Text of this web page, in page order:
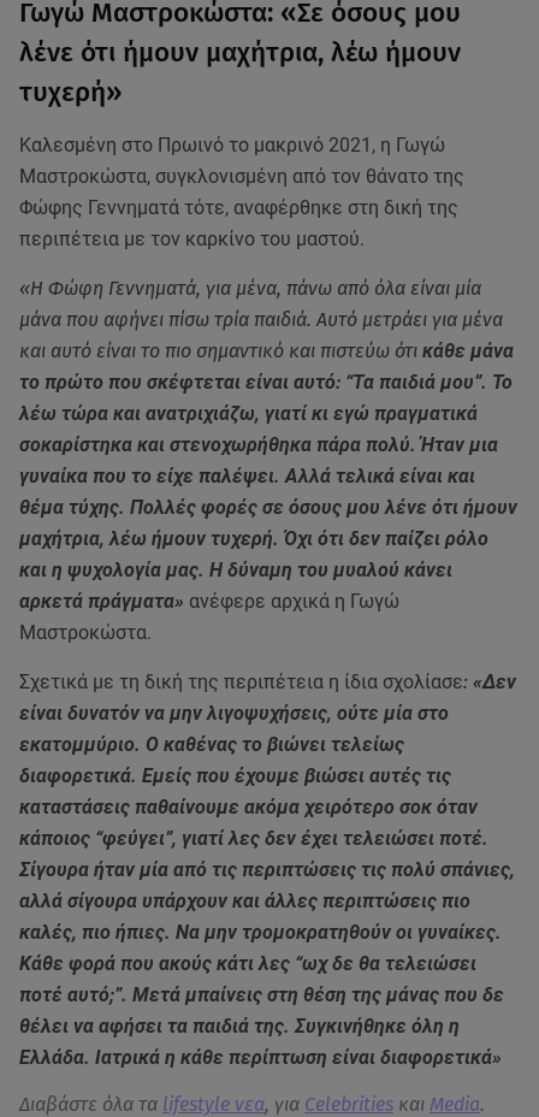
Γωγώ Μαστροκώστα: «Σε όσους μου
λένε ότι ήμουν μαχήτρια, λέω ήμουν
τυχερή»
Καλεσμένη στο Πρωινό το μακρινό 2021, η Γωγώ
Μαστροκώστα, συγκλονισμένη από τον θάνατο της
Φώφης Γεννηματά τότε, αναφέρθηκε στη δική της
περιπέτεια με τον καρκίνο του μαστού.
«Η Φώφη Γεννηματά, για μένα, πάνω από όλα είναι μία
μάνα που αφήνει πίσω τρία παιδιά. Αυτό μετράει για μένα
και αυτό είναι το πιο σημαντικό και πιστεύω ότι κάθε μάνα
το πρώτο που σκέφτεται είναι αυτό: “Τα παιδιά μου”. Το
λέω τώρα και ανατριχιάζω, γιατί κι εγώ πραγματικά
σοκαρίστηκα και στενοχωρήθηκα πάρα πολύ. Ήταν μια
γυναίκα που το είχε παλέψει. Αλλά τελικά είναι και
θέμα τύχης. Πολλές φορές σε όσους μου λένε ότι ήμουν
μαχήτρια, λέω ήμουν τυχερή. Όχι ότι δεν παίζει ρόλο
και η ψυχολογία μας. Η δύναμη του μυαλού κάνει
αρκετά πράγματα» ανέφερε αρχικά η Γωγώ
Μαστροκώστα.
Σχετικά με τη δική της περιπέτεια η ίδια σχολίασε: «Δεν
είναι δυνατόν να μην λιγοψυχήσεις, ούτε μία στο
εκατομμύριο. Ο καθένας το βιώνει τελείως
διαφορετικά. Εμείς που έχουμε βιώσει αυτές τις
καταστάσεις παθαίνουμε ακόμα χειρότερο σοκ όταν
κάποιος “φεύγει”, γιατί λες δεν έχει τελειώσει ποτέ.
Σίγουρα ήταν μία από τις περιπτώσεις τις πολύ σπάνιες,
αλλά σίγουρα υπάρχουν και άλλες περιπτώσεις πιο
καλές, πιο ήπιες. Να μην τρομοκρατηθούν οι γυναίκες.
Κάθε φορά που ακούς κάτι λες “ωχ δε θα τελειώσει
ποτέ αυτό;”. Μετά μπαίνεις στη θέση της μάνας που δε
θέλει να αφήσει τα παιδιά της. Συγκινήθηκε όλη η
Ελλάδα. Ιατρικά η κάθε περίπτωση είναι διαφορετικά»
Διαβάστε όλα τα lifestyle νεα, για Celebrities και Media.